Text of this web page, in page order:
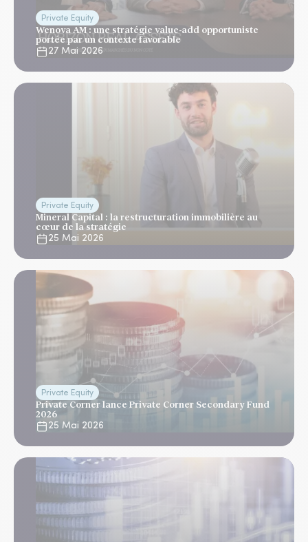
Private Equity
Wenova AM : une stratégie value-add opportuniste
portée par un contexte favorable
27 Mai 2026
Private Equity
Mineral Capital : la restructuration immobilière au
cœur de la stratégie
25 Mai 2026
Private Equity
Private Corner lance Private Corner Secondary Fund
2026
25 Mai 2026